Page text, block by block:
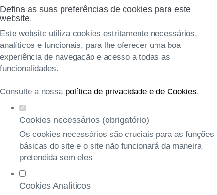
Defina as suas preferências de cookies para este
website.
Este website utiliza cookies estritamente necessários,
analíticos e funcionais, para lhe oferecer uma boa
experiência de navegação e acesso a todas as
funcionalidades.
Consulte a nossa política de privacidade e de Cookies.
Cookies necessários (obrigatório)
Os cookies necessários são cruciais para as funções
básicas do site e o site não funcionará da maneira
pretendida sem eles
Cookies Analíticos